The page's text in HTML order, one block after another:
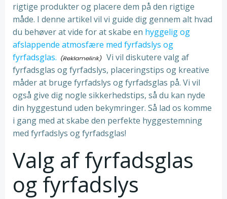
rigtige produkter og placere dem på den rigtige
måde. I denne artikel vil vi guide dig gennem alt hvad
du behøver at vide for at skabe en hyggelig og
afslappende atmosfære med fyrfadslys og
fyrfadsglas.
Vi vil diskutere valg af
fyrfadsglas og fyrfadslys, placeringstips og kreative
måder at bruge fyrfadslys og fyrfadsglas på. Vi vil
også give dig nogle sikkerhedstips, så du kan nyde
din hyggestund uden bekymringer. Så lad os komme
i gang med at skabe den perfekte hyggestemning
med fyrfadslys og fyrfadsglas!
Valg af fyrfadsglas
og fyrfadslys